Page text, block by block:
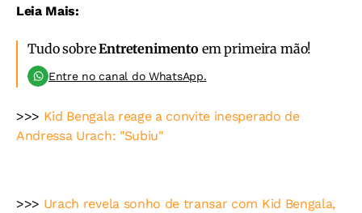
Leia Mais:
Tudo sobreEntretenimento em primeira mão!
Entre no canal do WhatsApp.
>>> Kid Bengala reage a convite inesperado de
Andressa Urach: "Subiu"
>>> Urach revela sonho de transar com Kid Bengala,